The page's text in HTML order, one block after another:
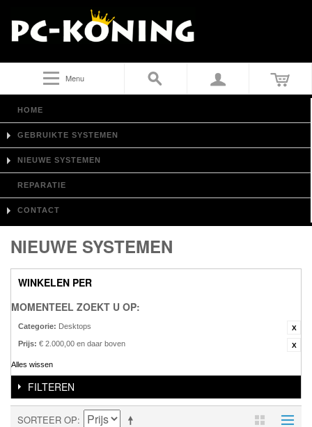
Menu
HOME
GEBRUIKTE SYSTEMEN
NIEUWE SYSTEMEN
REPARATIE
CONTACT
NIEUWE SYSTEMEN
WINKELEN PER
MOMENTEEL ZOEKT U OP:
Categorie: Desktops
Prijs: € 2.000,00 en daar boven
Alles wissen
FILTEREN
SORTEER OP